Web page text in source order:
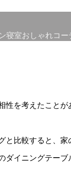
寝室おしゃれコー
性を考えたことが
と比較すると、
ダイニングテー